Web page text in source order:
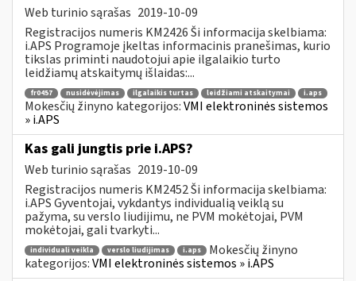
Web turinio sąrašas 2019-10-09
Registracijos numeris KM2426 Ši informacija skelbiama:
i.APS Programoje įkeltas informacinis pranešimas, kurio
tikslas priminti naudotojui apie ilgalaikio turto
leidžiamų atskaitymų išlaidas:...
fr0457 nusidėvėjimas ilgalaikis turtas leidžiami atskaitymai i.aps
Mokesčių žinyno kategorijos:VMI elektroninės sistemos
» i.APS
Kas gali jungtis prie i.APS?
Web turinio sąrašas 2019-10-09
Registracijos numeris KM2452 Ši informacija skelbiama:
i.APS Gyventojai, vykdantys individualią veiklą su
pažyma, su verslo liudijimu, ne PVM mokėtojai, PVM
mokėtojai, gali tvarkyti...
individuali veikla verslo liudijimas i.aps
Mokesčių žinyno
kategorijos:VMI elektroninės sistemos » i.APS